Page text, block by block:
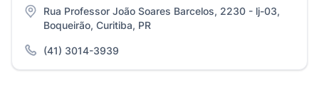
Rua Professor João Soares Barcelos, 2230 - lj-03,
Boqueirão, Curitiba, PR
(41) 3014-3939